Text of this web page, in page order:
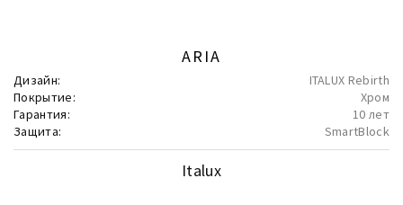
ARIA
Дизайн:
ITALUX Rebirth
Покрытие:
Хром
Гарантия:
10 лет
Защита:
SmartBlock
Italux